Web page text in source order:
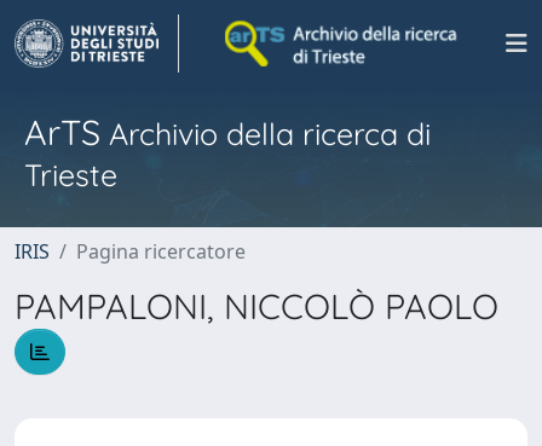
ArTS Archivio della ricerca di
Trieste
IRIS Pagina ricercatore
PAMPALONI, NICCOLÒ PAOLO